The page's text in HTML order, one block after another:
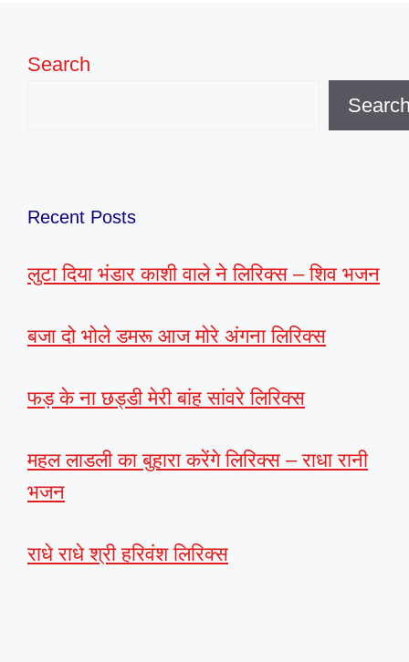
Search
Recent Posts
लुटा दिया भंडार काशी वाले ने लिरिक्स – शिव भजन
बजा दो भोले डमरू आज मोरे अंगना लिरिक्स
फड़ के ना छड्डी मेरी बांह सांवरे लिरिक्स
महल लाडली का बुहारा करेंगे लिरिक्स – राधा रानी
भजन
राधे राधे श्री हरिवंश लिरिक्स